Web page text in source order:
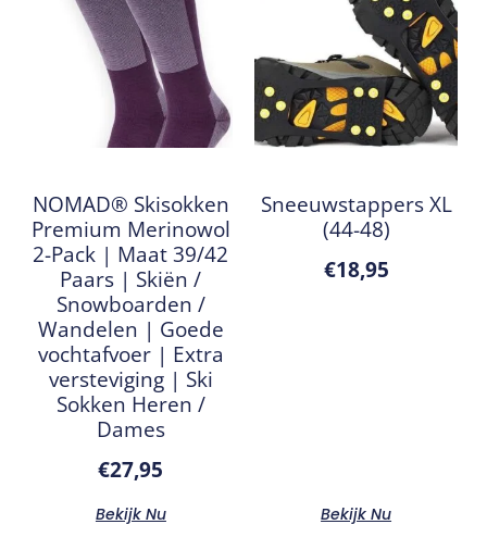
NOMAD® Skisokken
Premium Merinowol
2-Pack | Maat 39/42
Paars | Skiën /
Snowboarden /
Wandelen | Goede
vochtafvoer | Extra
versteviging | Ski
Sokken Heren /
Dames
€27,95
Bekijk Nu
Sneeuwstappers XL
(44-48)
€18,95
Bekijk Nu